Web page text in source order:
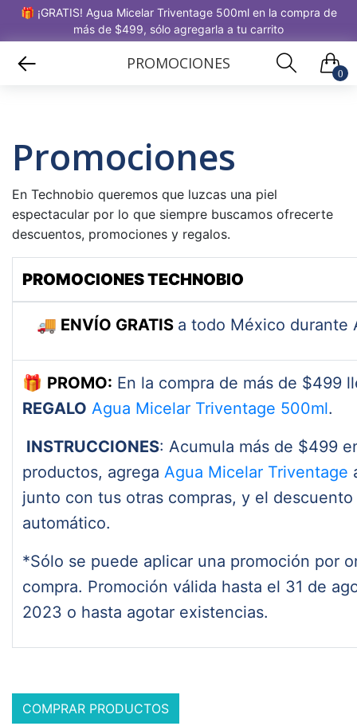
🎁 ¡GRATIS! Agua Micelar Triventage 500ml en la compra de
más de $499, sólo agregarla a tu carrito
PROMOCIONES
0
Promociones
En Technobio queremos que luzcas una piel
espectacular por lo que siempre buscamos ofrecerte
descuentos, promociones y regalos.
PROMOCIONES TECHNOBIO
🚚 ENVÍO GRATIS a todo México durante
🎁 PROMO: En la compra de más de $499
REGALO Agua Micelar Triventage 500ml.
INSTRUCCIONES: Acumula más de $499
productos, agrega Agua Micelar Triventage
junto con tus otras compras, y el descuento
automático.
*Sólo se puede aplicar una promoción por
compra. Promoción válida hasta el 31 de
2023 o hasta agotar existencias.
COMPRAR PRODUCTOS